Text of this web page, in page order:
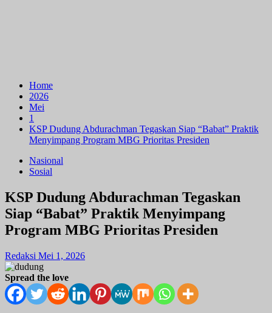
Home
2026
Mei
1
KSP Dudung Abdurachman Tegaskan Siap “Babat” Praktik
Menyimpang Program MBG Prioritas Presiden
Nasional
Sosial
KSP Dudung Abdurachman Tegaskan
Siap “Babat” Praktik Menyimpang
Program MBG Prioritas Presiden
Redaksi Mei 1, 2026
Spread the love